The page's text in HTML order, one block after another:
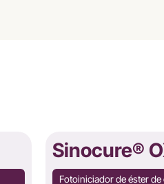
Sinocure®
Fotoiniciador de éster